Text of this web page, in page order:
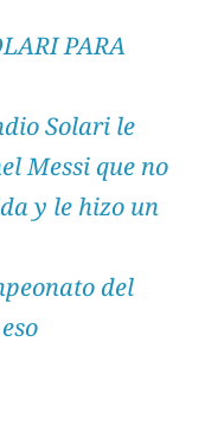
PARA
Solari le
Messi que no
y le hizo un
del